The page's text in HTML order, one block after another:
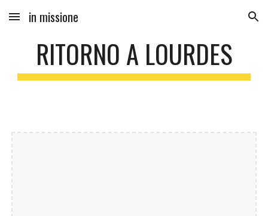
Skip to main content Skip to navigation
in missione
RITORNO A LOURDES